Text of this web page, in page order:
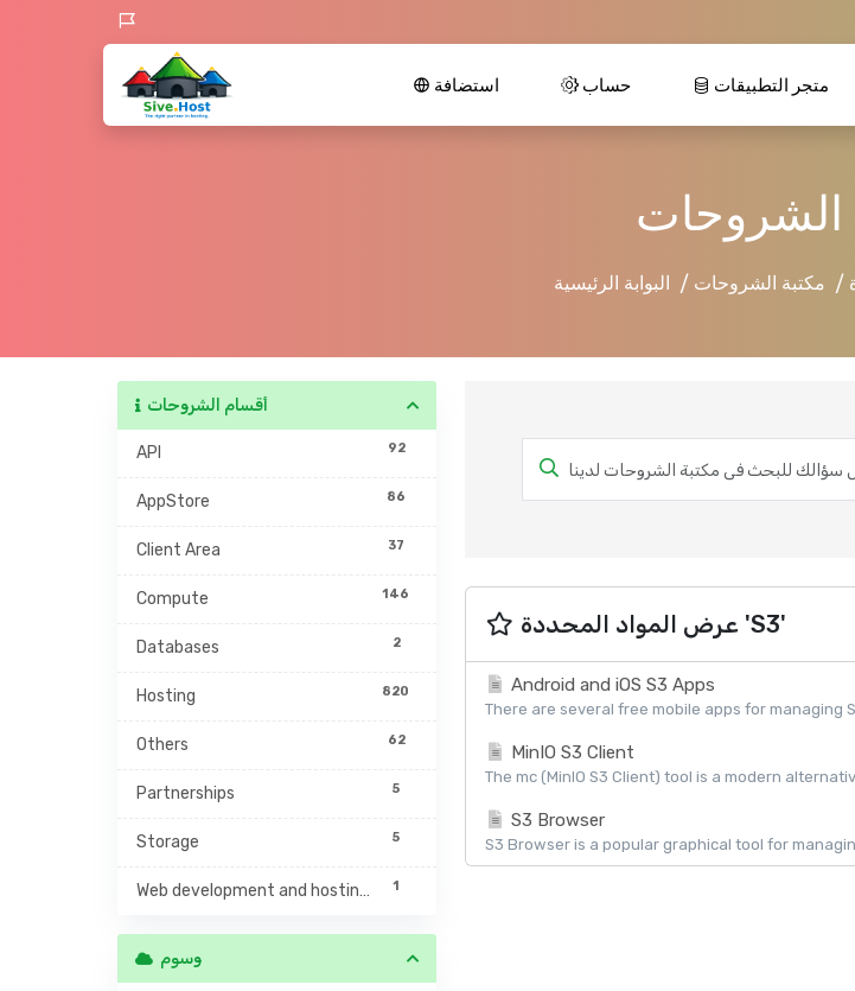
استضافة حساب متجر التطبيقات
الشروحات
البوابة الرئيسية مكتبة الشروحات
أقسام الشروحات
92
API
86
AppStore
37
Client Area
146
Compute
2
Databases
820
Hosting
62
Others
5
Partnerships
5
Storage
1
Web development and hosting management
وسوم
عرض المواد المحددة 'S3'
Android and iOS S3 Apps
There are several free mobile apps for managing
MinIO S3 Client
The mc (MinIO S3 Client) tool is a modern
S3 Browser
S3 Browser is a popular graphical tool for